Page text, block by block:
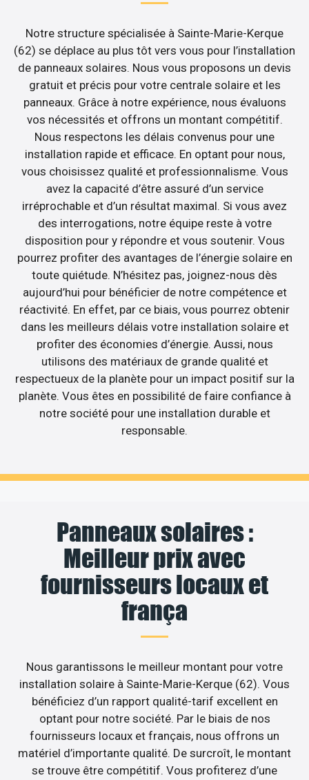
Notre structure spécialisée à Sainte-Marie-Kerque
(62) se déplace au plus tôt vers vous pour l’installation
de panneaux solaires. Nous vous proposons un devis
gratuit et précis pour votre centrale solaire et les
panneaux. Grâce à notre expérience, nous évaluons
vos nécessités et offrons un montant compétitif.
Nous respectons les délais convenus pour une
installation rapide et efficace. En optant pour nous,
vous choisissez qualité et professionnalisme. Vous
avez la capacité d’être assuré d’un service
irréprochable et d’un résultat maximal. Si vous avez
des interrogations, notre équipe reste à votre
disposition pour y répondre et vous soutenir. Vous
pourrez profiter des avantages de l’énergie solaire en
toute quiétude. N’hésitez pas, joignez-nous dès
aujourd’hui pour bénéficier de notre compétence et
réactivité. En effet, par ce biais, vous pourrez obtenir
dans les meilleurs délais votre installation solaire et
profiter des économies d’énergie. Aussi, nous
utilisons des matériaux de grande qualité et
respectueux de la planète pour un impact positif sur la
planète. Vous êtes en possibilité de faire confiance à
notre société pour une installation durable et
responsable.
Panneaux solaires :
Meilleur prix avec
fournisseurs locaux et
frança
Nous garantissons le meilleur montant pour votre
installation solaire à Sainte-Marie-Kerque (62). Vous
bénéficiez d’un rapport qualité-tarif excellent en
optant pour notre société. Par le biais de nos
fournisseurs locaux et français, nous offrons un
matériel d’importante qualité. De surcroît, le montant
se trouve être compétitif. Vous profiterez d’une